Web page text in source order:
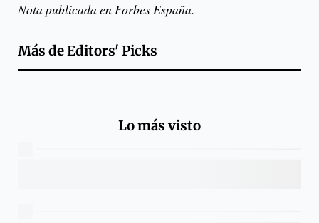
Nota publicada en Forbes España.
Más deEditors' Picks
Lo más visto